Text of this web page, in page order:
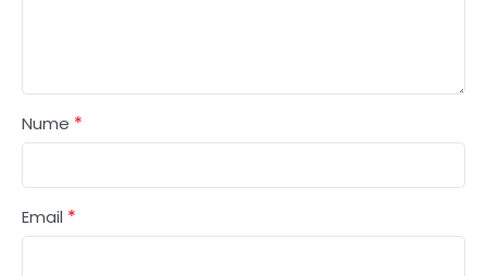
Nume *
Email *